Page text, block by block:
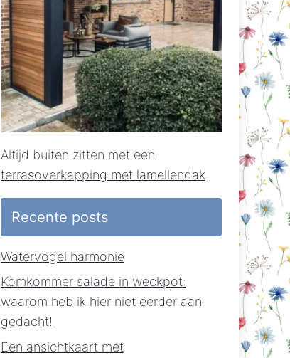
Altijd buiten zitten met een
terrasoverkapping met lamellendak.
Recente posts
Watervogel harmonie
Komkommer salade in weckpot:
waarom heb ik hier niet eerder aan
gedacht!
Een ansichtkaart met